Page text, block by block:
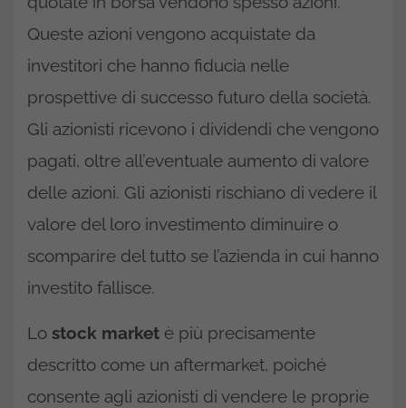
Queste azioni vengono acquistate da
investitori che hanno fiducia nelle
prospettive di successo futuro della società.
Gli azionisti ricevono i dividendi che vengono
pagati, oltre all’eventuale aumento di valore
delle azioni. Gli azionisti rischiano di vedere il
valore del loro investimento diminuire o
scomparire del tutto se l’azienda in cui hanno
investito fallisce.
Lo stock market è più precisamente
descritto come un aftermarket, poiché
consente agli azionisti di vendere le proprie